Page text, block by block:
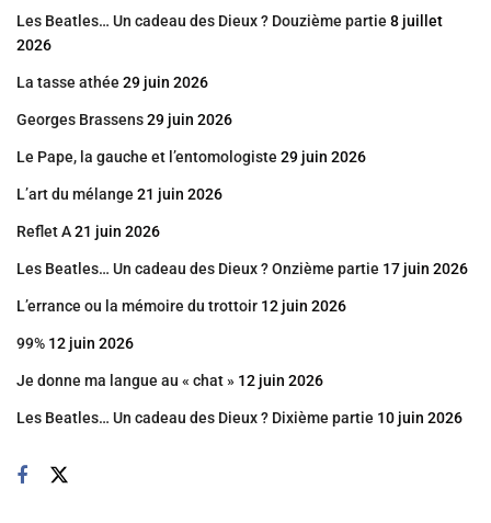
Les Beatles… Un cadeau des Dieux ? Douzième partie 8 juillet
2026
La tasse athée 29 juin 2026
Georges Brassens29 juin 2026
Le Pape, la gauche et l’entomologiste 29 juin 2026
L’art du mélange 21 juin 2026
Reflet A21 juin 2026
Les Beatles… Un cadeau des Dieux ? Onzième partie 17 juin 2026
L’errance ou la mémoire du trottoir 12 juin 2026
99% 12 juin 2026
Je donne ma langue au « chat » 12 juin 2026
Les Beatles… Un cadeau des Dieux ? Dixième partie 10 juin 2026